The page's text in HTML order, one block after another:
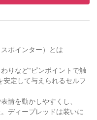
ポインター）とは
りなど“ピンポイントで触
安定して与えられるセルフ
情を動かしやすくし、
ディープレッドは装いに